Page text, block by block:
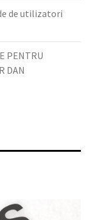
de utilizatori
PENTRU
DAN